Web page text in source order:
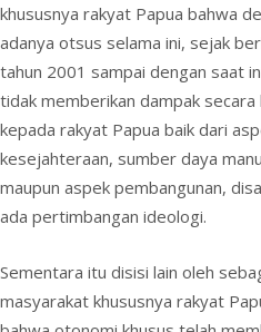
khususnya rakyat Papua bahwa
adanya otsus selama ini, sejak
tahun 2001 sampai dengan saat
tidak memberikan dampak secara
kepada rakyat Papua baik dari
kesejahteraan, sumber daya
maupun aspek pembangunan,
ada pertimbangan ideologi.
Sementara itu disisi lain oleh
masyarakat khususnya rakyat